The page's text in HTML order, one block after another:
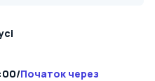
/Початок через